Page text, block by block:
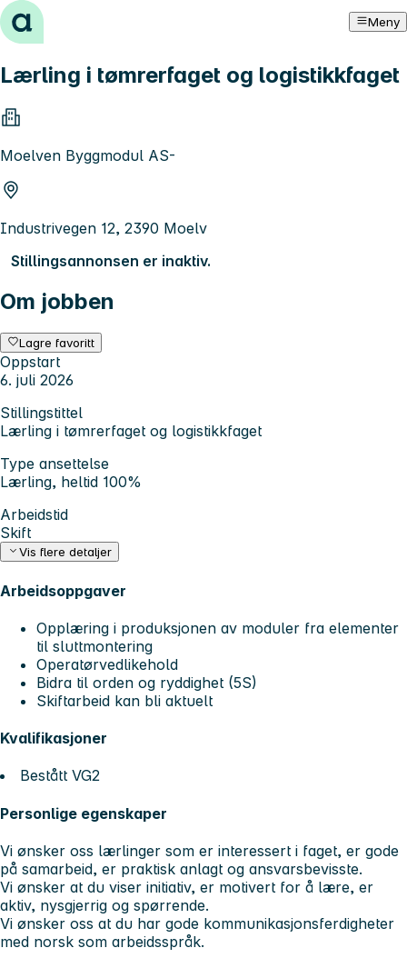
Hopp til innhold Meny
Lærling i tømrerfaget og logistikkfaget
Moelven Byggmodul AS-
Industrivegen 12, 2390 Moelv
Stillingsannonsen er inaktiv.
Om jobben
Lagre favoritt
Oppstart
6. juli 2026
Stillingstittel
Lærling i tømrerfaget og logistikkfaget
Type ansettelse
Lærling, heltid 100%
Arbeidstid
Skift
Vis flere detaljer
Arbeidsoppgaver
Opplæring i produksjonen av moduler fra elementer
til sluttmontering
Operatørvedlikehold
Bidra til orden og ryddighet (5S)
Skiftarbeid kan bli aktuelt
Kvalifikasjoner
Bestått VG2
Personlige egenskaper
Vi ønsker oss lærlinger som er interessert i faget, er gode
på samarbeid, er praktisk anlagt og ansvarsbevisste.
Vi ønsker at du viser initiativ, er motivert for å lære, er
aktiv, nysgjerrig og spørrende.
Vi ønsker oss at du har gode kommunikasjonsferdigheter
med norsk som arbeidsspråk.